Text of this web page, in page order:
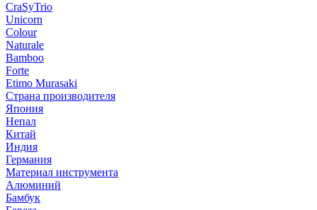
CraSyTrio
Unicorn
Colour
Naturale
Bamboo
Forte
Etimo Murasaki
Страна производителя
Япония
Непал
Китай
Индия
Германия
Материал инструмента
Алюминий
Бамбук